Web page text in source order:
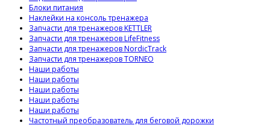
Блоки питания
Наклейки на консоль тренажера
Запчасти для тренажеров KETTLER
Запчасти для тренажеров LifeFitness
Запчасти для тренажеров NordicTrack
Запчасти для тренажеров TORNEO
Наши работы
Наши работы
Наши работы
Наши работы
Наши работы
Частотный преобразователь для беговой дорожки